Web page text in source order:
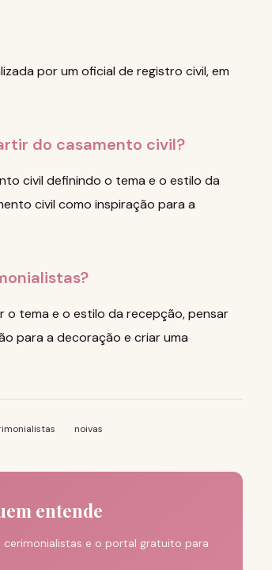
por um oficial de registro civil, em
do casamento civil?
civil definindo o tema e o estilo da
civil como inspiração para a
o tema e o estilo da recepção, pensar
para a decoração e criar uma
noivas
entende
e o portal gratuito para